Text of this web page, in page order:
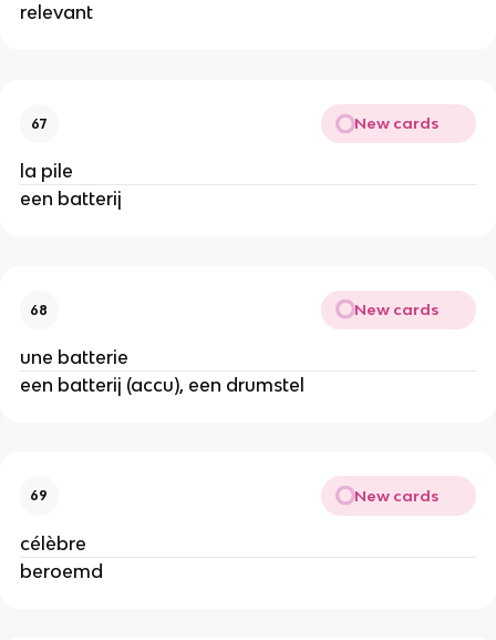
relevant
67 New cards
la pile
een batterij
68 New cards
une batterie
een batterij (accu), een drumstel
69 New cards
célèbre
beroemd